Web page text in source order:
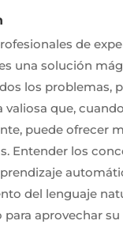
de
una solución
los problemas,
valiosa que,
puede ofrecer
Entender los
del lenguaje
para aprovechar